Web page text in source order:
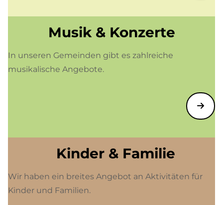
Musik & Konzerte
In unseren Gemeinden gibt es zahlreiche
musikalische Angebote.
Kinder & Familie
Wir haben ein breites Angebot an Aktivitäten für
Kinder und Familien.